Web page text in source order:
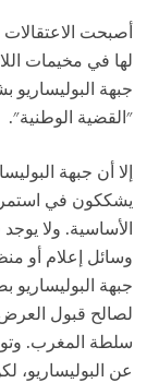
أصبحت الاعتقالات
لها في مخيمات
جبهة البوليساريو
"القضية الوطنية".
إلا أن جبهة
يشككون في
الأساسية. ولا
وسائل إعلام أو
جبهة البوليساريو
لصالح قبول
سلطة المغرب.
عن البوليساريو،